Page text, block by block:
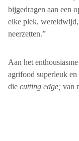
bijgedragen aan een
elke plek,
neerzetten.”
Aan het
agrifood superleuk
die cutting edge; van